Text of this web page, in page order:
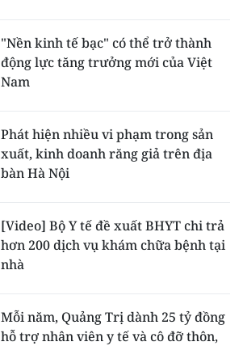
"Nền kinh tế bạc" có thể trở thành
động lực tăng trưởng mới của Việt
Nam
Phát hiện nhiều vi phạm trong sản
xuất, kinh doanh răng giả trên địa
bàn Hà Nội
[Video] Bộ Y tế đề xuất BHYT chi trả
hơn 200 dịch vụ khám chữa bệnh tại
nhà
Mỗi năm, Quảng Trị dành 25 tỷ đồng
hỗ trợ nhân viên y tế và cô đỡ thôn,